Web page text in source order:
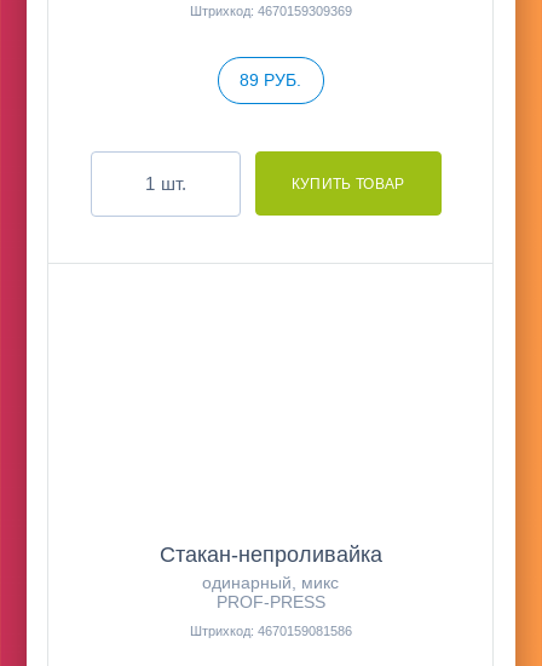
Штрихкод: 4670159309369
89 РУБ.
шт.
Стакан-непроливайка
одинарный, микс
PROF-PRESS
Штрихкод: 4670159081586